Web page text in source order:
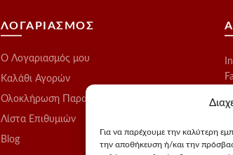
Για να παρέχουμε την καλύτερη
την αποθήκευση ή/και την
ΛΟΓΑΡΙΑΣΜΟΣ
O Λογαριασμός μου
Καλάθι Αγορών
Ολοκλήρωση Παραγγελίας
Λίστα Επιθυμιών
Blog